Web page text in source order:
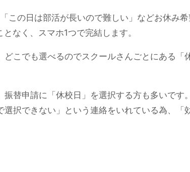
この日は部活が長いので難しい」などお休み
なく、スマホ1つで完結します。
こでも選べるのでスクールさんごとにある「
替申請に「休校日」を選択する方も多いです
択できない」という連絡をいれている為、「